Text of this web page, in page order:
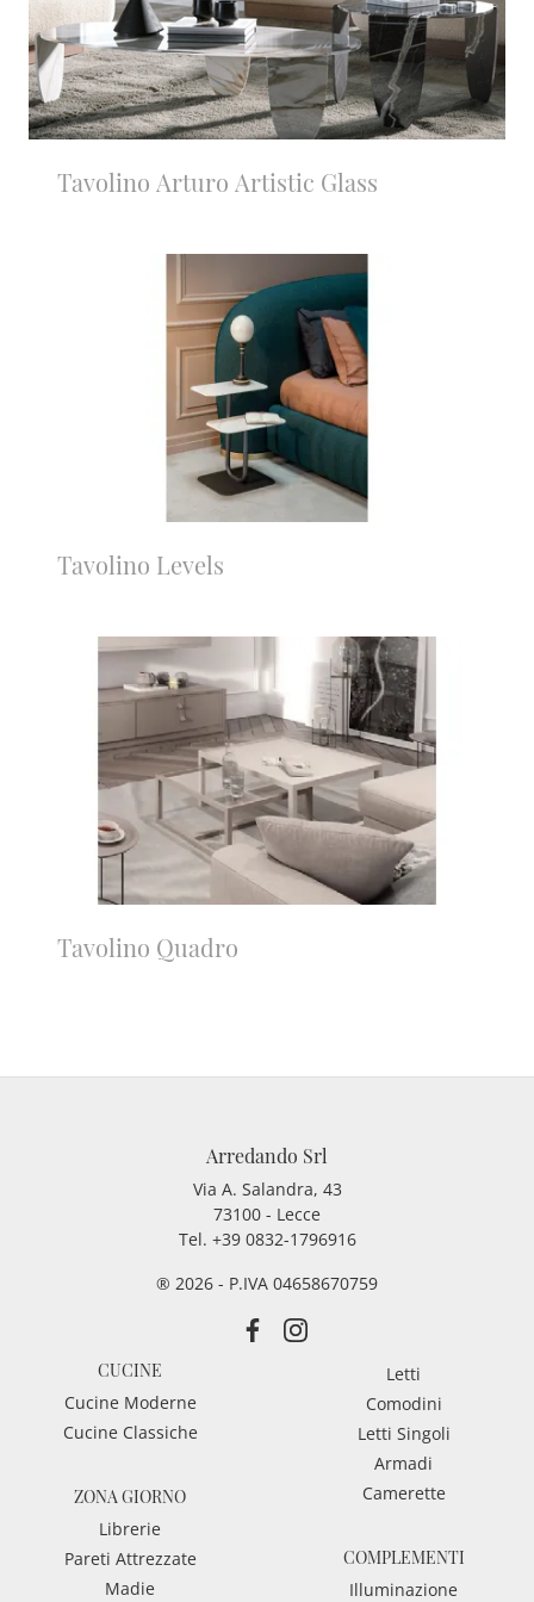
Tavolino Arturo Artistic Glass
Tavolino Levels
Tavolino Quadro
Arredando Srl
Via A. Salandra, 43
73100 - Lecce
Tel. +39 0832-1796916
® 2026 - P.IVA 04658670759
CUCINE
Cucine Moderne
Cucine Classiche
ZONA GIORNO
Librerie
Pareti Attrezzate
Madie
Letti
Comodini
Letti Singoli
Armadi
Camerette
COMPLEMENTI
Illuminazione